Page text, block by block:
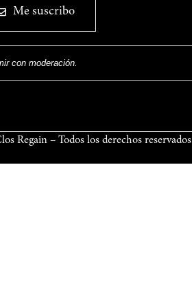
Me suscribo
con moderación.
Regain – Todos los derechos reservados